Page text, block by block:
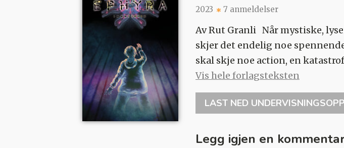
2023 7 anmeldelser
Av Rut Granli Når mystiske,
skjer det endelig noe
skal skje noe action, en
Vis hele forlagsteksten
LAST NED
Legg igjen en